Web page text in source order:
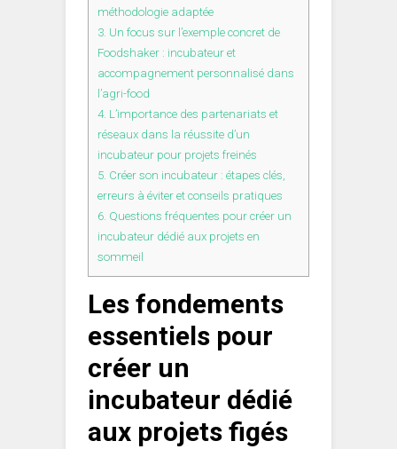
méthodologie adaptée
3. Un focus sur l’exemple concret de
Foodshaker : incubateur et
accompagnement personnalisé dans
l’agri-food
4. L’importance des partenariats et
réseaux dans la réussite d’un
incubateur pour projets freinés
5. Créer son incubateur : étapes clés,
erreurs à éviter et conseils pratiques
6. Questions fréquentes pour créer un
incubateur dédié aux projets en
sommeil
Les fondements
essentiels pour
créer un
incubateur dédié
aux projets figés